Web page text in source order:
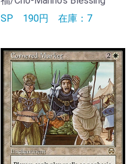
SP 190円 在庫：7